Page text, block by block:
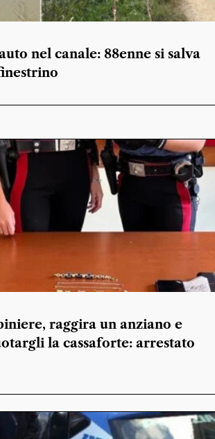
nel canale: 88enne si salva
raggira un anziano e
la cassaforte: arrestato